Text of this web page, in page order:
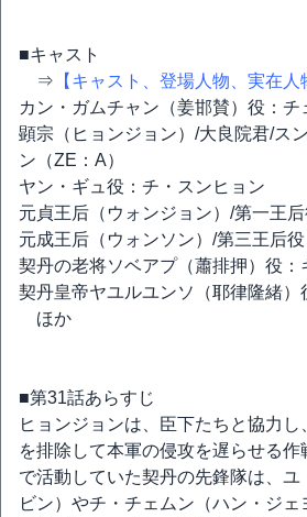
■キャスト
⇒ 【キャスト、登場人物、実在人
カン・ガムチャン（姜邯賛）役：チ
顕宗（ヒョンジョン）/大良院君/ス
ン（ZE：A）
ヤン・ギュ役：チ・スンヒョン
元貞王后（ウォンジョン）/第一王
元成王后（ウォンソン）/第三王后
契丹の老将ソベアプ（蕭排押）役：
契丹皇帝ヤユルユンソ（耶律隆緒）
ほか
■第31話あらすじ
ヒョンジョンは、臣下たちと協力
を排除して本軍の侵攻を遅らせる作
で活動していた契丹の先鋒隊は、ユ
ビン）やチ・チェムン（ハン・ジ